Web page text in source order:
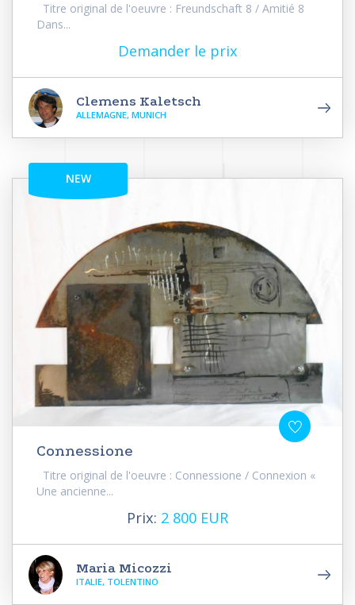
Titre original de l'oeuvre : Freundschaft 8 / Amitié 8
Dans...
Demander le prix
Clemens Kaletsch
ALLEMAGNE, MUNICH
NEW
Connessione
Titre original de l'oeuvre : Connessione / Connexion «
Une ancienne...
Prix: 2 800 EUR
Maria Micozzi
ITALIE, TOLENTINO